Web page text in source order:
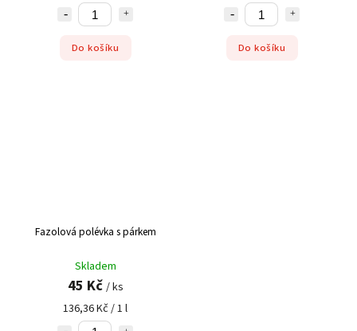
Do košíku Do košíku
Fazolová polévka s párkem
Skladem
45 Kč / ks
136,36 Kč / 1 l